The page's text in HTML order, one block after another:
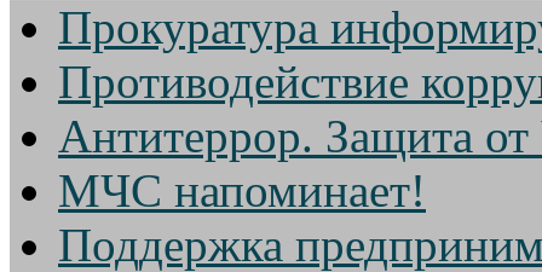
Прокуратура
Противодействие
Антитеррор. Защита
МЧС напоминает!
Поддержка